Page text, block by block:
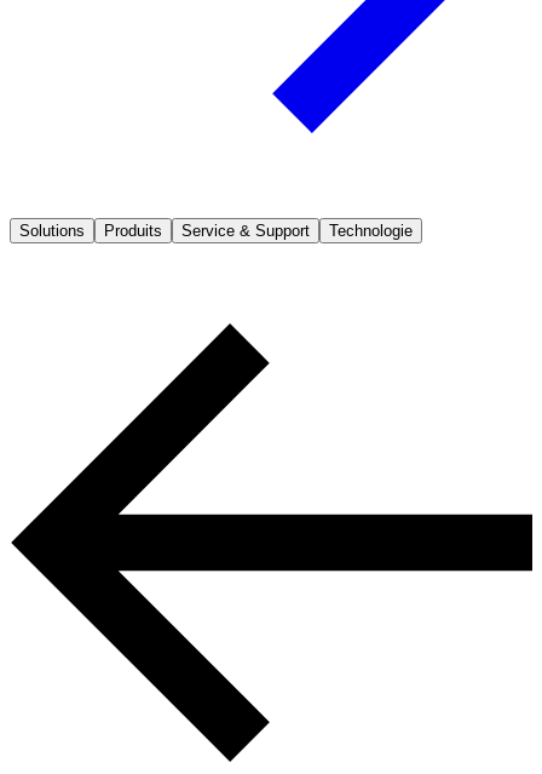
Solutions Produits Service & Support Technologie